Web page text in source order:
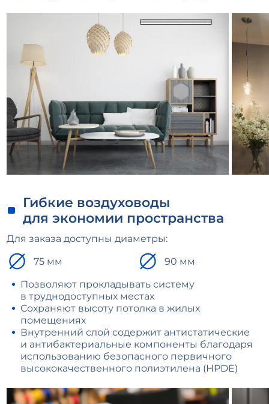
Гибкие воздуховоды
для экономии пространства
Для заказа доступны диаметры:
75 мм
90 мм
Позволяют прокладывать систему
в труднодоступных местах
Сохраняют высоту потолка в жилых
помещениях
Внутренний слой содержит антистатические
и антибактериальные компоненты благодаря
использованию безопасного первичного
высококачественного полиэтилена (HPDE)